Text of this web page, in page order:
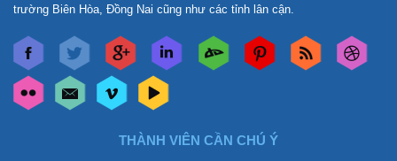
trường Biên Hòa, Đồng Nai cũng như các tỉnh lân cận.
THÀNH VIÊN CẦN CHÚ Ý